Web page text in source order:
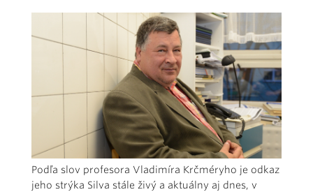
Podľa slov profesora Vladimíra Krčméryho je odkaz
jeho strýka Silva stále živý a aktuálny aj dnes, v